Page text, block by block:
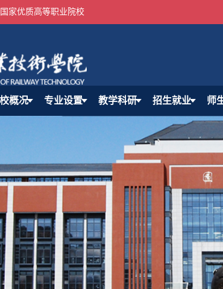
家优质高等职业院校
概况 专业设置 教学科研 招生就业 师